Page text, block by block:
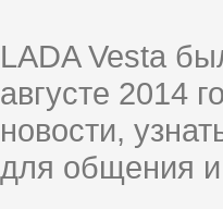
LADA Vesta
августе 2014
новости,
для общения